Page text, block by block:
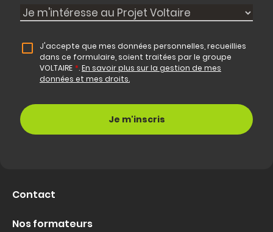
J'accepte que mes données personnelles, recueillies
dans ce formulaire, soient traitées par le groupe
VOLTAIRE *.En savoir plus sur la gestion de mes
données et mes droits.
Contact
Nos formateurs